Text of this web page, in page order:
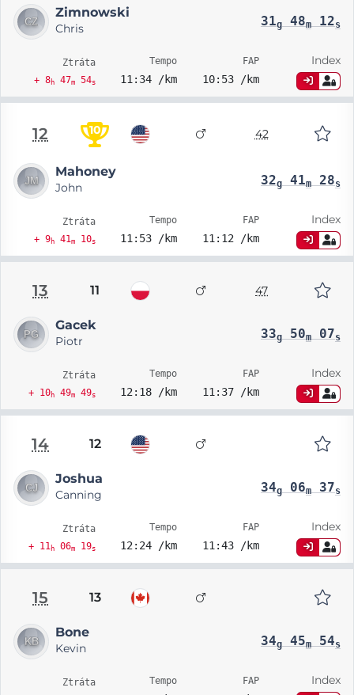
Zimnowski
Chris 31g48m12s
Ztráta
+ 8h47m54s
Tempo
11:34 /km
FAP
10:53 /km
Index
12 10 42
Mahoney
John 32g41m28s
Ztráta
+ 9h41m10s
Tempo
11:53 /km
FAP
11:12 /km
Index
13 11 47
Gacek
Piotr 33g50m07s
Ztráta
+ 10h49m49s
Tempo
12:18 /km
FAP
11:37 /km
Index
14 12
Joshua
Canning 34g06m37s
Ztráta
+ 11h06m19s
Tempo
12:24 /km
FAP
11:43 /km
Index
15 13
Bone
Kevin 34g45m54s
Ztráta
Tempo FAP Index